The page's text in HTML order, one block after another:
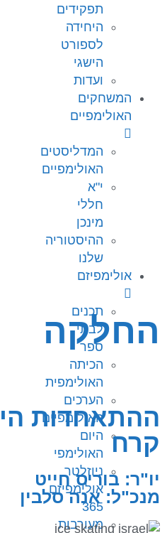
תפקידים
היחידה
לספורט
הישגי
ועדות
המשחקים
האולימפיים
המדליסטים
האולימפיים
י"א
חללי
מינכן
ההיסטוריה
שלנו
אולימפיזם
תכנים
לבתי
ספר
הכיתה
האולימפית
הערכים
האולימפיים
היום
האולימפי
ניוזלטר
אולימפיזם
365
מעורבות
החלקה
ההתאחדות
קרח
יו"ר: בוריס חייט
מנכ"ל: אנה סלבין